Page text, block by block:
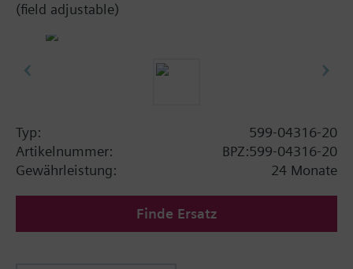
(field adjustable)
Typ:
599-04316-20
Artikelnummer:
BPZ:599-04316-20
Gewährleistung:
24 Monate
Finde Ersatz